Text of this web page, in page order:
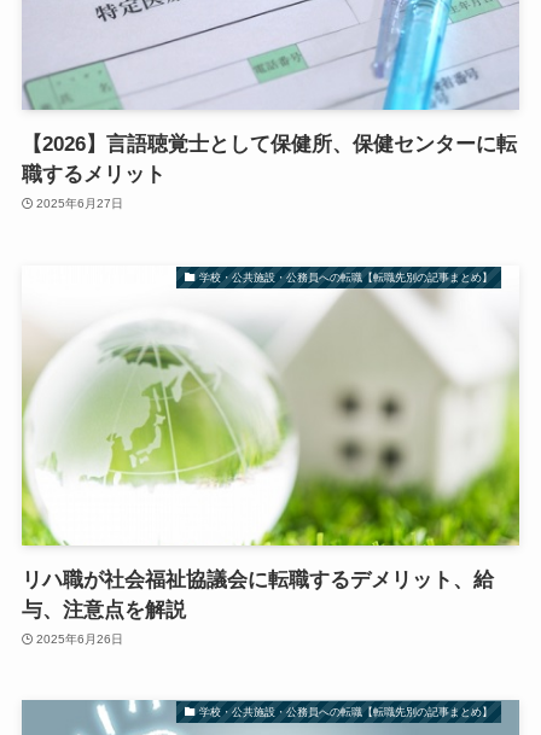
【2026】言語聴覚士として保健所、保健センターに転
職するメリット
2025年6月27日
学校・公共施設・公務員への転職【転職先別の記事まとめ】
リハ職が社会福祉協議会に転職するデメリット、給
与、注意点を解説
2025年6月26日
学校・公共施設・公務員への転職【転職先別の記事まとめ】